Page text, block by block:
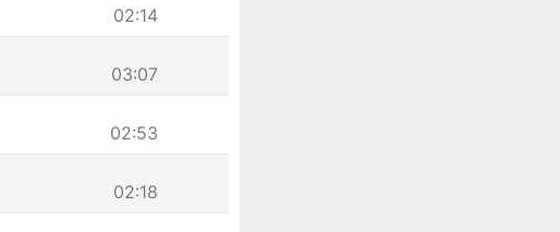
02:14
03:07
02:53
02:18